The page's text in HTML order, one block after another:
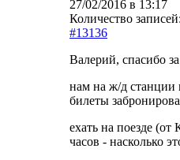
27/02/2016 в 13:17
Количество
#13136
Валерий, спасибо
нам на ж/д станции
билеты
ехать на поезде
часов - насколько